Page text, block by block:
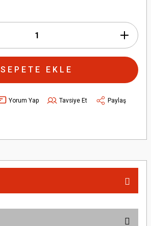
SEPETE EKLE
Yorum Yap Tavsiye Et
Paylaş